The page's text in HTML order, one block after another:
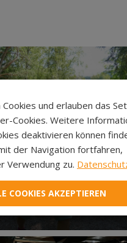
Via
und erlauben das
Cookies. Weitere
deaktivieren können
der Navigation fortfahren,
Verwendung zu.
COOKIES AKZEPTIEREN